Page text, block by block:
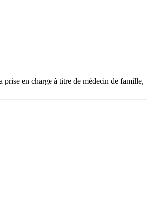
prise en charge à titre de médecin de famille,